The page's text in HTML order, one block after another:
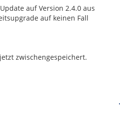
auf Version 2.4.0 aus
auf keinen Fall
zwischengespeichert.